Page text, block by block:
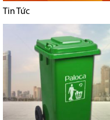
Tin Tức